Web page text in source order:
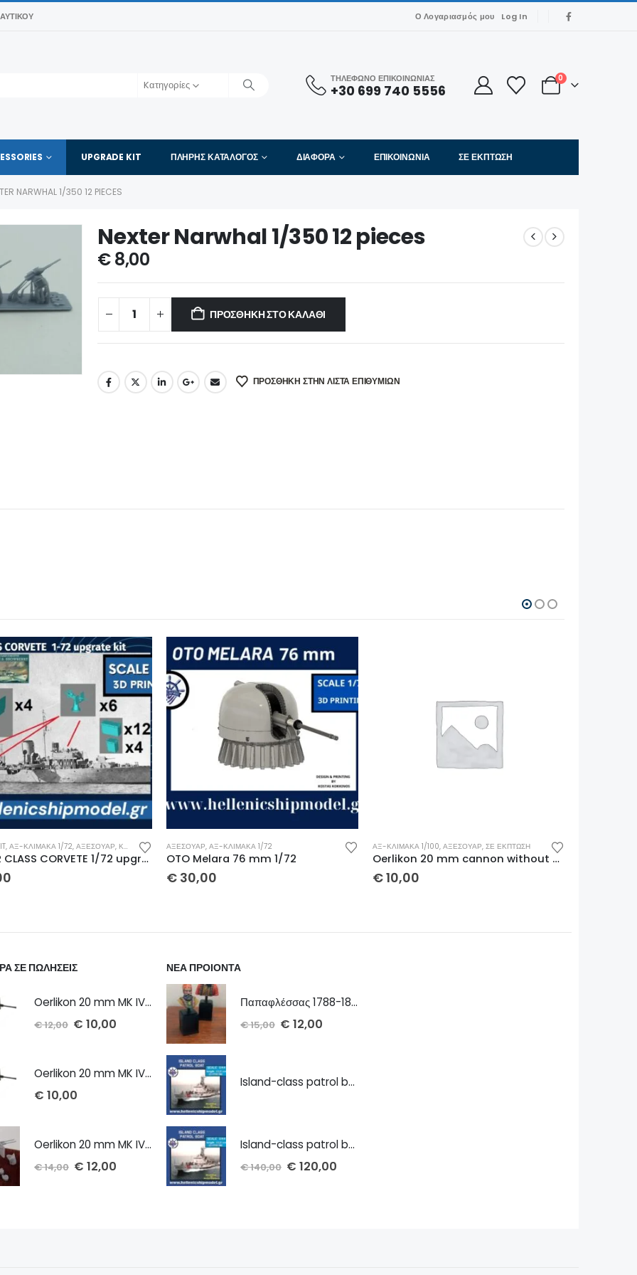
Ο Λογαριασμός μου Log In
Kατηγορίες ΤΗΛΕΦΩΝΟ ΕΠΙΚΟΙΝΩΝΙΑΣ
+30 699 740 5556
0
UPGRADE KIT ΠΛΉΡΗΣ ΚΑΤΆΛΟΓΟΣ ΔΙΑΦΟΡΑ ΕΠΙΚΟΙΝΩΝΊΑ ΣΕ ΈΚΠΤΩΣΗ
NARWHAL 1/350 12 PIECES
Nexter Narwhal 1/350 12 pieces
€8,00
ΠΡΟΣΘΉΚΗ ΣΤΟ ΚΑΛΆΘΙ
ΠΡΌΣΘΉΚΗ ΣΤΗΝ ΛΊΣΤΑ ΕΠΙΘΥΜΙΏΝ
,ΑΞ-ΚΛΊΜΑΚΑ 1/72
76 mm 1/72
ΑΞ-ΚΛΊΜΑΚΑ 1/100,ΑΞΕΣΟΥΆΡ
€ 10,00
ΑΞ-ΚΛΊΜΑΚΑ 1/72,ΑΞΕΣΟΥΆΡ,ΣΕ ΈΚΠΤΩΣΗ
Oerlikon 20 mm MK IV twin cannon 1/72 x 2 τμχ
€14,00 €
ΣΕ ΠΩΛΗΣΕΙΣ
Oerlikon 20 mm MK IV cannon 1/72 x 2 τμχ
€12,00 € 10,00
Oerlikon 20 mm MK IV cannon 1/100 x 2 τμχ
€ 10,00
Oerlikon 20 mm MK IV twin cannon 1/72 x 2 τμχ
€14,00 € 12,00
ΝΕΑ ΠΡΟΙΟΝΤΑ
Παπαφλέσσας 1788-1825 Bust
€15,00 € 12,00
Island-class patrol boat 1/700
Island-class patrol boat 1/144
€140,00 € 120,00